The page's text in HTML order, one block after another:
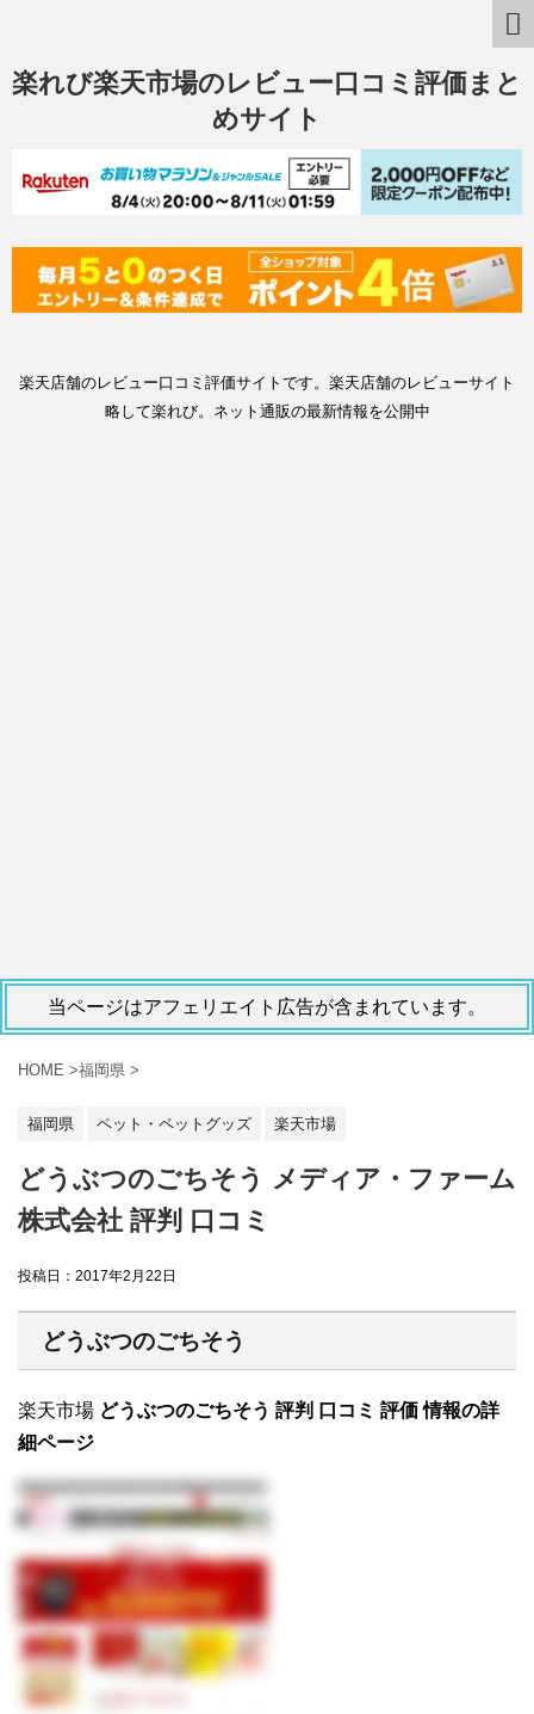
楽れび楽天市場のレビュー口コミ評価まと
めサイト
楽天店舗のレビュー口コミ評価サイトです。楽天店舗のレビューサイト
略して楽れび。ネット通販の最新情報を公開中
当ページはアフェリエイト広告が含まれています。
HOME >福岡県 >
福岡県 ペット・ペットグッズ 楽天市場
どうぶつのごちそう メディア・ファーム
株式会社 評判 口コミ
投稿日： 2017年2月22日
どうぶつのごちそう
楽天市場 どうぶつのごちそう 評判 口コミ 評価 情報の詳
細ページ